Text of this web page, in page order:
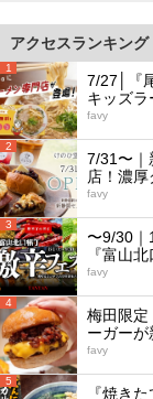
アクセスランキング
1
7/27│『
キッズ
favy
2
7/31〜｜
店！濃
favy
3
〜9/30｜
『富山
favy
4
梅田限定
ーガーが
favy
5
『焼き